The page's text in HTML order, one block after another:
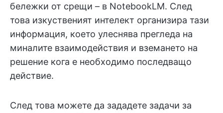
бележки от срещи – в NotebookLM. След
това изкуственият интелект организира тази
информация, което улеснява прегледа на
миналите взаимодействия и вземането на
решение кога е необходимо последващо
действие.
След това можете да зададете задачи за